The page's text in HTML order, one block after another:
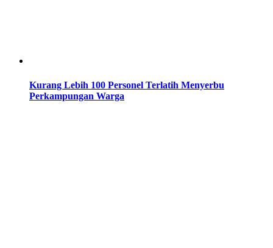
Kurang Lebih 100 Personel Terlatih Menyerbu
Perkampungan Warga